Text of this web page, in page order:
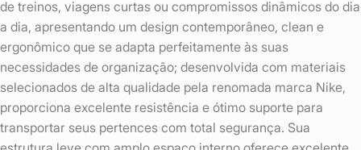
de treinos, viagens curtas ou compromissos dinâmicos do dia
a dia, apresentando um design contemporâneo, clean e
ergonômico que se adapta perfeitamente às suas
necessidades de organização; desenvolvida com materiais
selecionados de alta qualidade pela renomada marca Nike,
proporciona excelente resistência e ótimo suporte para
transportar seus pertences com total segurança. Sua